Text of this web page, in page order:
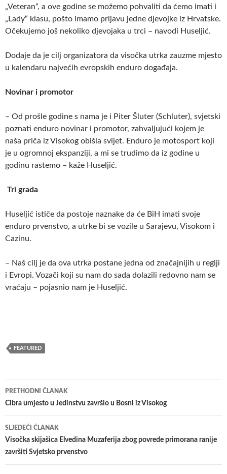
„Veteran“, a ove godine se možemo pohvaliti da ćemo imati i
„Lady“ klasu, pošto imamo prijavu jedne djevojke iz Hrvatske.
Očekujemo još nekoliko djevojaka u trci – navodi Huseljić.
Dodaje da je cilj organizatora da visočka utrka zauzme mjesto
u kalendaru najvećih evropskih enduro događaja.
Novinar i promotor
– Od prošle godine s nama je i Piter Šluter (Schluter), svjetski
poznati enduro novinar i promotor, zahvaljujući kojem je
naša priča iz Visokog obišla svijet. Enduro je motosport koji
je u ogromnoj ekspanziji, a mi se trudimo da iz godine u
godinu rastemo – kaže Huseljić.
Tri grada
Huseljić ističe da postoje naznake da će BiH imati svoje
enduro prvenstvo, a utrke bi se vozile u Sarajevu, Visokom i
Cazinu.
– Naš cilj je da ova utrka postane jedna od značajnijih u regiji
i Evropi. Vozači koji su nam do sada dolazili redovno nam se
vraćaju – pojasnio nam je Huseljić.
FEATURED
Navigacija
članaka
PRETHODNI ČLANAK
Cibra umjesto u Jedinstvu završio u Bosni iz Visokog
SLJEDEĆI ČLANAK
Visočka skijašica Elvedina Muzaferija zbog povrede primorana ranije
završiti Svjetsko prvenstvo